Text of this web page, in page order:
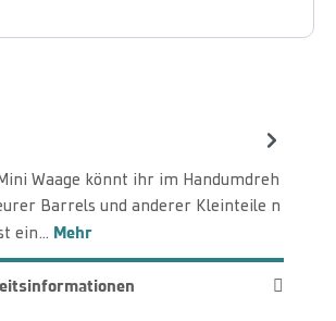
Waage könnt ihr im Handumdreh
Barrels und anderer Kleinteile n
ein… Mehr